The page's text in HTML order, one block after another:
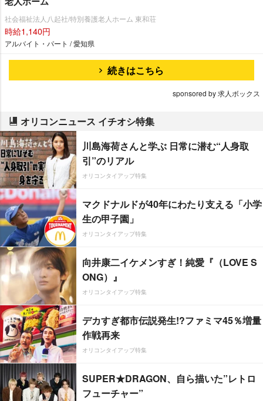
社会福祉法人八起社/特別養護老人ホーム 東和荘
時給1,140円
アルバイト・パート / 愛知県
続きはこちら
sponsored by 求人ボックス
オリコンニュース イチオシ特集
川島海荷さんと学ぶ 日常に潜む“人身取
引”のリアル
オリコンタイアップ特集
マクドナルドが40年にわたり支える「小学
生の甲子園」
オリコンタイアップ特集
向井康二イケメンすぎ！純愛『（LOVE S
ONG）』
オリコンタイアップ特集
デカすぎ都市伝説発生!?ファミマ45％増量
作戦再来
オリコンタイアップ特集
SUPER★DRAGON、自ら描いた”レトロ
フューチャー”